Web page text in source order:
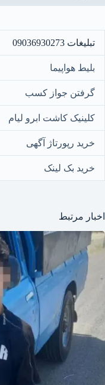
تبلیغات 09036930273
بلیط هواپیما
گرفتن جواز کسب
کلینیک کاشت ابرو لیام
خرید رپورتاژ آگهی
خرید بک لینک
اخبار مرتبط